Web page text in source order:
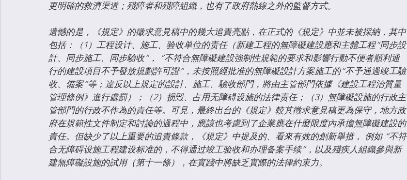
更明確的救濟渠道；殘障者和殘障組織，也有了政府熱線之外的監督方式。
遺憾的是，《規定》的徵求意見稿中的幾大追責亮點，在正式的《規定》中並未被採納，其中
包括：（1）工程设计、施工、验收单位的责任（新建工程的無障礙建設應和主體工程“同步設
計、同步施工、同步驗收”， “不符合無障礙建設強制性規範的要求和影響行動不便者順利通
行的建設項目不予發放規劃許可證”，未按照經批准的無障礙設計方案施工的“不予通過竣工驗
收、備案”等；違反以上規定的設計、施工、驗收部門，將由主管部門依據《建設工程治質量
管理條例》進行處罰）；（2）损毁、占用无障碍设施的法律责任；（3）無障礙設施的行政主
管部門的行政不作為的責任等。可見，最終出台的《規定》較其徵求意見稿更為保守，地方政
府在規範性文件制定和討論的過程中，應該也考慮到了企業應在什麼限度內承擔無障礙建設的
責任。但缺少了以上重要的追責條款，《規定》中提及的、看來有效的創新舉措， 例如 “不符
合无障碍设施工程建设标准的，不得通过竣工验收和办理备案手续”，以及殘疾人組織參與新
建無障礙設施的試用（第十一條），在實踐中將缺乏實際的法律約束力。